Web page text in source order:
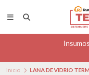
Inicio LANA DE VIDRIO